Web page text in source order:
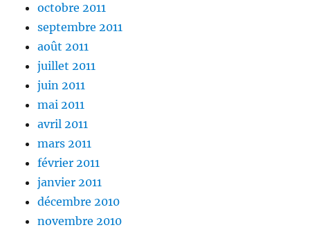
octobre 2011
septembre 2011
août 2011
juillet 2011
juin 2011
mai 2011
avril 2011
mars 2011
février 2011
janvier 2011
décembre 2010
novembre 2010